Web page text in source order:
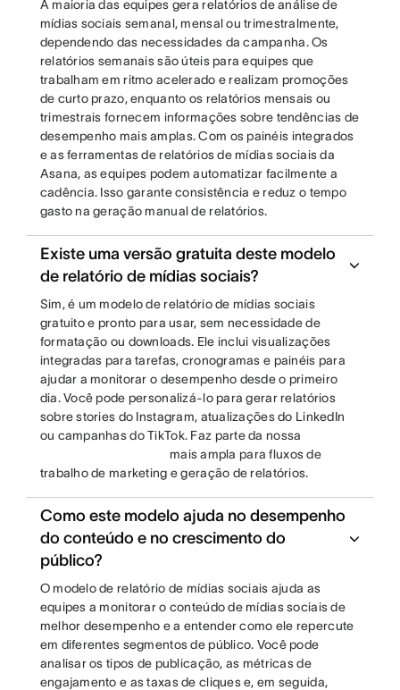
A maioria das equipes gera relatórios de análise de
mídias sociais semanal, mensal ou trimestralmente,
dependendo das necessidades da campanha. Os
relatórios semanais são úteis para equipes que
trabalham em ritmo acelerado e realizam promoções
de curto prazo, enquanto os relatórios mensais ou
trimestrais fornecem informações sobre tendências de
desempenho mais amplas. Com os painéis integrados
e as ferramentas de relatórios de mídias sociais da
Asana, as equipes podem automatizar facilmente a
cadência. Isso garante consistência e reduz o tempo
gasto na geração manual de relatórios.
Existe uma versão gratuita deste modelo
de relatório de mídias sociais?
Sim, é um modelo de relatório de mídias sociais
gratuito e pronto para usar, sem necessidade de
formatação ou downloads. Ele inclui visualizações
integradas para tarefas, cronogramas e painéis para
ajudar a monitorar o desempenho desde o primeiro
dia. Você pode personalizá-lo para gerar relatórios
sobre stories do Instagram, atualizações do LinkedIn
ou campanhas do TikTok. Faz parte da nossa
mais ampla para fluxos de
trabalho de marketing e geração de relatórios.
Como este modelo ajuda no desempenho
do conteúdo e no crescimento do
público?
O modelo de relatório de mídias sociais ajuda as
equipes a monitorar o conteúdo de mídias sociais de
melhor desempenho e a entender como ele repercute
em diferentes segmentos de público. Você pode
analisar os tipos de publicação, as métricas de
engajamento e as taxas de cliques e, em seguida,